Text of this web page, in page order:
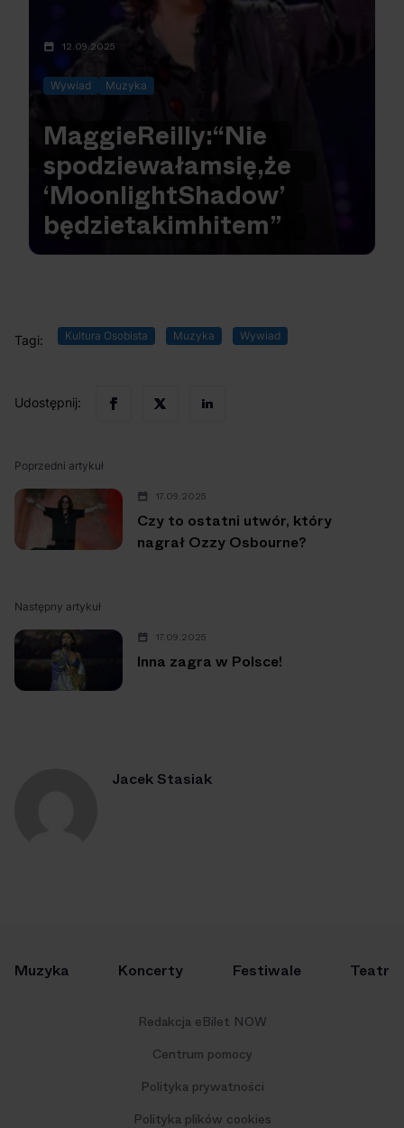
12.09.2025
Wywiad Muzyka
MaggieReilly:“Nie
spodziewałamsię,że
‘MoonlightShadow’
będzietakimhitem”
Tagi: Kultura Osobista Muzyka Wywiad
Udostępnij:
Poprzedni artykuł
17.09.2025
Czy to ostatni utwór, który
nagrał Ozzy Osbourne?
Następny artykuł
17.09.2025
Inna zagra w Polsce!
Jacek Stasiak
Muzyka Koncerty Festiwale Teatr
Redakcja eBilet NOW
Centrum pomocy
Polityka prywatności
Polityka plików cookies